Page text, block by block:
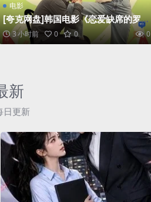
电影
[夸克网盘]韩国电影《恋爱缺席的罗曼
史》（2021）爱情 豆瓣6.8
3 小时前 0 0 0
新
日更新